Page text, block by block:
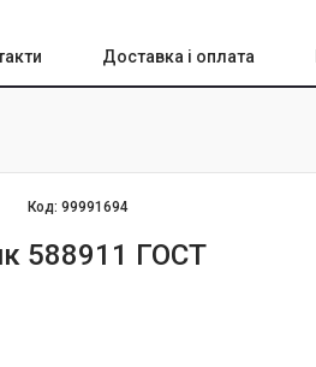
Доставка і оплата
Код:99991694
588911 ГОСТ